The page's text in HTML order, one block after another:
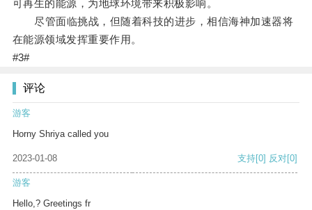
可再生的能源，为地球环境带来积极影响。
尽管面临挑战，但随着科技的进步，相信海神加速器将
在能源领域发挥重要作用。
#3#
评论
游客
Horny Shriya called you
2023-01-08 支持[0] 反对[0]
游客
Hello,? Greetings fr